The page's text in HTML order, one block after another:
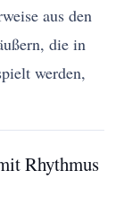
aus den
die in
werden,
Rhythmus